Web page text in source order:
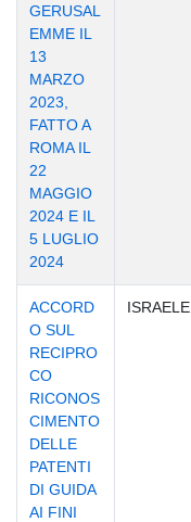
GERUSAL
EMME IL
13
MARZO
2023,
FATTO A
ROMA IL
22
MAGGIO
2024 E IL
5 LUGLIO
2024
ACCORD
O SUL
RECIPRO
CO
RICONOS
CIMENTO
DELLE
PATENTI
DI GUIDA
AI FINI
ISRAELE